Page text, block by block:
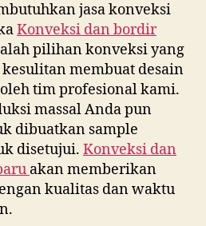
jasa konveksi
Konveksi dan bordir
pilihan konveksi yang
membuat desain
tim profesional kami.
massal Anda pun
dibuatkan sample
disetujui. Konveksi dan
akan memberikan
kualitas dan waktu